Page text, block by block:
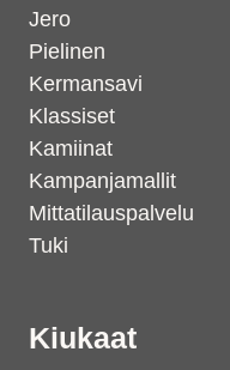
Jero
Pielinen
Kermansavi
Klassiset
Kamiinat
Kampanjamallit
Mittatilauspalvelu
Tuki
Kiukaat